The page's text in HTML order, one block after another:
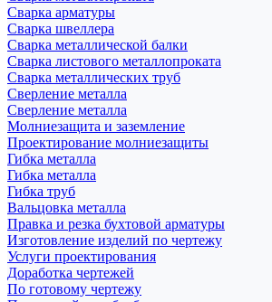
Сварка арматуры
Сварка швеллера
Сварка металлической балки
Сварка листового металлопроката
Сварка металлических труб
Сверление металла
Сверление металла
Молниезащита и заземление
Проектирование молниезащиты
Гибка металла
Гибка металла
Гибка труб
Вальцовка металла
Правка и резка бухтовой арматуры
Изготовление изделий по чертежу
Услуги проектирования
Доработка чертежей
По готовому чертежу